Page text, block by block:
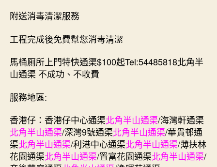
附送消毒清潔服務
工程完成後免費幫您消毒清潔
馬桶厠所上門特快通渠$100起Tel:54485818北角半
山通渠 不成功、不收費
服務地區:
香港仔：香港仔中心通渠北角半山通渠/海灣軒通渠
北角半山通渠/深灣9號通渠北角半山通渠/華貴邨通
渠北角半山通渠/利港中心通渠北角半山通渠/薄扶林
花園通渠北角半山通渠/置富花園通渠北角半山通渠/